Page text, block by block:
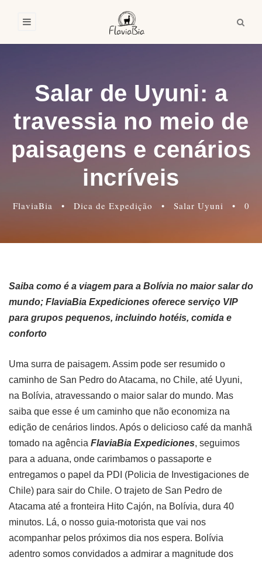
Salar de Uyuni: a
travessia no meio de
paisagens e cenários
incríveis
FlaviaBia • Dica de Expedição • Salar Uyuni • 0
Saiba como é a viagem para a Bolívia no maior salar do
mundo; FlaviaBia Expediciones oferece serviço VIP
para grupos pequenos, incluindo hotéis, comida e
conforto
Uma surra de paisagem. Assim pode ser resumido o
caminho de San Pedro do Atacama, no Chile, até Uyuni,
na Bolívia, atravessando o maior salar do mundo. Mas
saiba que esse é um caminho que não economiza na
edição de cenários lindos. Após o delicioso café da manhã
tomado na agência FlaviaBia Expediciones, seguimos
para a aduana, onde carimbamos o passaporte e
entregamos o papel da PDI (Policia de Investigaciones de
Chile) para sair do Chile. O trajeto de San Pedro de
Atacama até a fronteira Hito Cajón, na Bolívia, dura 40
minutos. Lá, o nosso guia-motorista que vai nos
acompanhar pelos próximos dia nos espera. Bolívia
adentro somos convidados a admirar a magnitude dos